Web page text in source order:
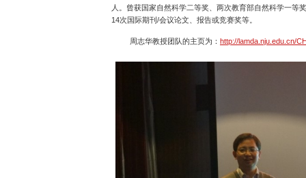
人。曾获国家自然科学二等奖、两次教育部自然科学一等
14次国际期刊/会议论文、报告或竞赛奖等。
周志华教授团队的主页为： http://lamda.nju.edu.cn/